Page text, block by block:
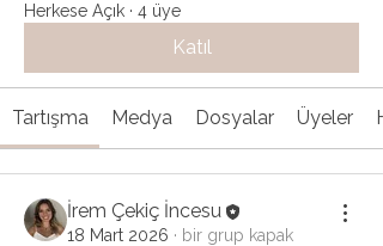
Herkese Açık · 4 üye
Katıl
Tartışma Medya Dosyalar Üyeler
İrem Çekiç İncesu
18 Mart 2026 · bir grup kapak